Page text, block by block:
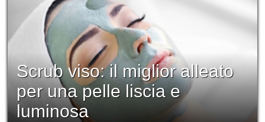
Scrub viso: il miglior alleato
per una pelle liscia e
luminosa